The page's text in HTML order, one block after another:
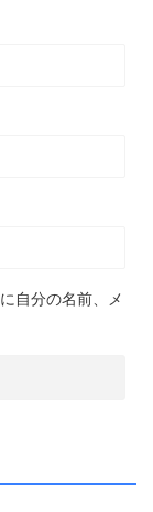
自分の名前、メ